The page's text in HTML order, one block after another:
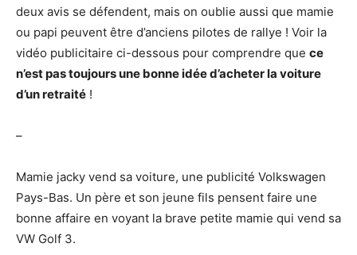
deux avis se défendent, mais on oublie aussi que mamie
ou papi peuvent être d’anciens pilotes de rallye ! Voir la
vidéo publicitaire ci-dessous pour comprendre que ce
n’est pas toujours une bonne idée d’acheter la voiture
d’un retraité !
–
Mamie jacky vend sa voiture, une publicité Volkswagen
Pays-Bas. Un père et son jeune fils pensent faire une
bonne affaire en voyant la brave petite mamie qui vend sa
VW Golf 3.